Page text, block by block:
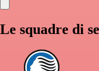
Le squadre di